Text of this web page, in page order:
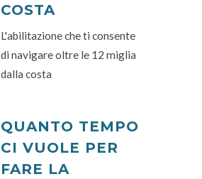
COSTA
L'abilitazione che ti consente
di navigare oltre le 12 miglia
dalla costa
QUANTO TEMPO
CI VUOLE PER
FARE LA